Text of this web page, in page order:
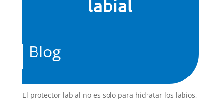
labial
Blog
El protector labial no es solo para hidratar los labios,